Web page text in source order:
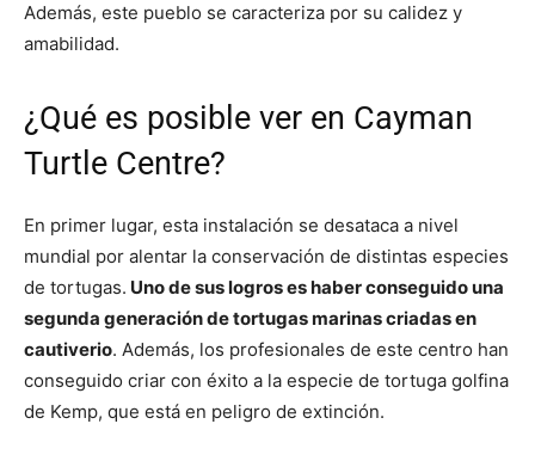
Además, este pueblo se caracteriza por su calidez y
amabilidad.
¿Qué es posible ver en Cayman
Turtle Centre?
En primer lugar, esta instalación se desataca a nivel
mundial por alentar la conservación de distintas especies
de tortugas. Uno de sus logros es haber conseguido una
segunda generación de tortugas marinas criadas en
cautiverio. Además, los profesionales de este centro han
conseguido criar con éxito a la especie de tortuga golfina
de Kemp, que está en peligro de extinción.